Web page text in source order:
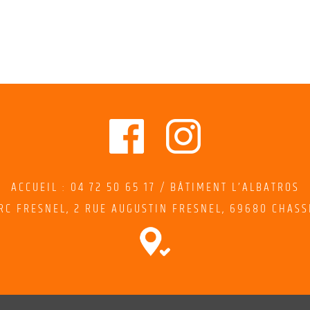
ACCUEIL : 04 72 50 65 17 / BÂTIMENT L’ALBATROS
FRESNEL, 2 RUE AUGUSTIN FRESNEL, 69680